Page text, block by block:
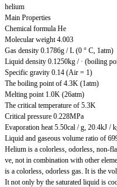
helium
Main Properties
Chemical formula He
Molecular weight 4.003
Gas density 0.1786g / L (0 ° C, 1atm)
Liquid density 0.1250kg / · (boiling
Specific gravity 0.14 (Air = 1)
The boiling point of 4.3K (1atm)
Melting point 1.0K (26atm)
The critical temperature of 5.3K
Critical pressure 0.228MPa
Evaporation heat 5.50cal / g, 20.4kJ /
Liquid and gaseous volume ratio of
Helium is a colorless, odorless, non-
ve, not in combination with other
is a colorless, odorless gas. It is the
It not only by the saturated liquid is